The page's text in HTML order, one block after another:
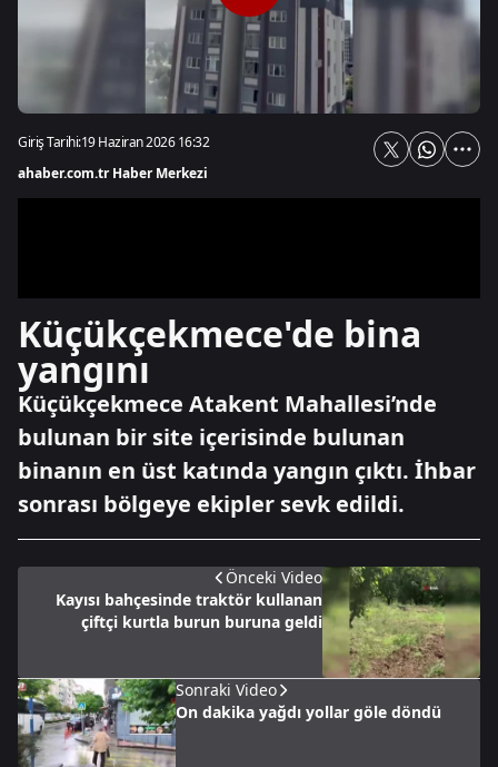
Giriş Tarihi:19 Haziran 2026 16:32
ahaber.com.tr Haber Merkezi
Küçükçekmece'de bina
yangını
Küçükçekmece Atakent Mahallesi’nde
bulunan bir site içerisinde bulunan
binanın en üst katında yangın çıktı. İhbar
sonrası bölgeye ekipler sevk edildi.
Önceki Video
Kayısı bahçesinde traktör kullanan
çiftçi kurtla burun buruna geldi
Sonraki Video
On dakika yağdı yollar göle döndü